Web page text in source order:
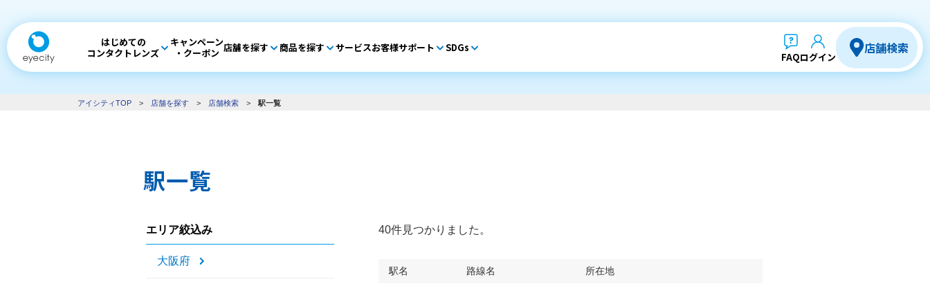
はじめての
コンタクトレンズ
キャンペーン
・クーポン 店舗を探す 商品を探す サービスお客様サポート SDGs
FAQログイン
店舗検索
アイシティTOP > 店舗を探す > 店舗検索 > 駅一覧
駅一覧
エリア絞込み
大阪府
40件見つかりました。
駅名 路線名 所在地